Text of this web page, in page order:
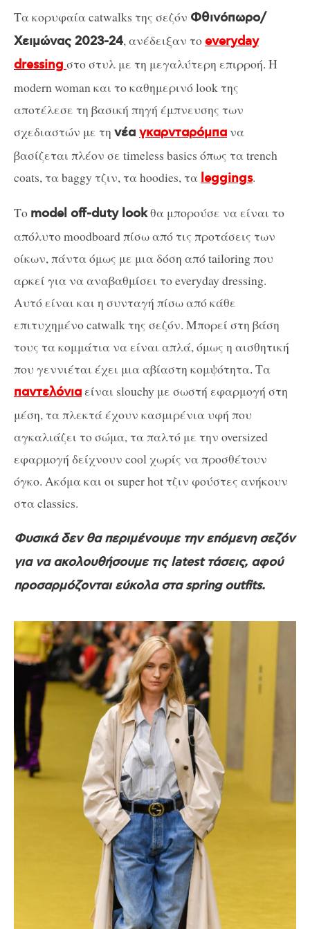
Τα κορυφαία catwalks της σεζόν Φθινόπωρο/
Χειμώνας 2023-24, ανέδειξαν τοeveryday
dressing στο στυλ με τη μεγαλύτερη επιρροή. Η
modern woman και το καθημερινό look της
αποτέλεσε τη βασική πηγή έμπνευσης των
σχεδιαστών με τη νέα γκαρνταρόμπανα
βασίζεται πλέον σε timeless basics όπως τα trench
coats, τα baggy τζιν, τα hoodies, τα leggings.
Το model off-duty lookθα μπορούσε να είναι το
απόλυτο moodboard πίσω από τις προτάσεις των
οίκων, πάντα όμως με μια δόση από tailoring που
αρκεί για να αναβαθμίσει το everyday dressing.
Αυτό είναι και η συνταγή πίσω από κάθε
επιτυχημένο catwalk της σεζόν. Μπορεί στη βάση
τους τα κομμάτια να είναι απλά, όμως η αισθητική
που γεννιέται έχει μια αβίαστη κομψότητα. Τα
παντελόνιαείναι slouchy με σωστή εφαρμογή στη
μέση, τα πλεκτά έχουν κασμιρένια υφή που
αγκαλιάζει το σώμα, τα παλτό με την oversized
εφαρμογή δείχνουν cool χωρίς να προσθέτουν
όγκο. Ακόμα και οι super hot τζιν φούστες ανήκουν
στα classics.
Φυσικά δεν θα περιμένουμε την επόμενη σεζόν
για να ακολουθήσουμε τις latest τάσεις, αφού
προσαρμόζονται εύκολα στα spring outfits.